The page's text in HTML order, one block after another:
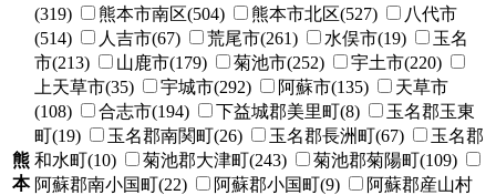
熊
本
(319)
熊本市南区(504) 熊本市北区(527)
八代市
(514)
人吉市(67) 荒尾市(261) 水俣市(19)
玉名
市(213)
山鹿市(179) 菊池市(252)
宇土市(220)
上天草市(35)
宇城市(292) 阿蘇市(135)
天草市
(108)
合志市(194) 下益城郡美里町(8)
玉名郡玉東
町(19)
玉名郡南関町(26) 玉名郡長洲町(67)
玉名郡
和水町(10)
菊池郡大津町(243)
菊池郡菊陽町(109)
阿蘇郡南小国町(22)
阿蘇郡小国町(9)
阿蘇郡産山村